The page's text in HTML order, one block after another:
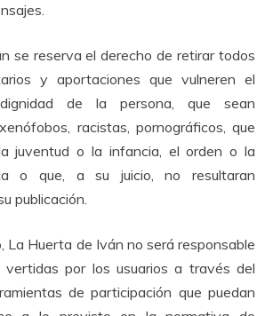
se reserva el derecho de retirar todos
y aportaciones que vulneren el
de la persona, que sean
racistas, pornográficos, que
juventud o la infancia, el orden o la
o que, a su juicio, no resultaran
publicación.
La Huerta de Iván no será responsable
vertidas por los usuarios a través del
de participación que puedan